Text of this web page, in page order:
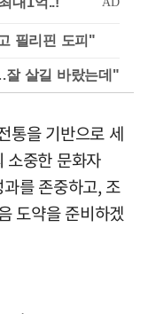
필리핀 도피"
잘 살길 바랐는데"
통을 기반으로 세
소중한 문화자
를 존중하고, 조
도약을 준비하겠